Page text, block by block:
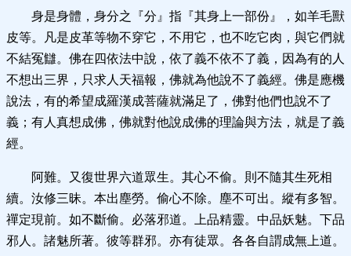
身是身體，身分之『分』指『其身上一部份』，如羊毛獸
皮等。凡是皮革等物不穿它，不用它，也不吃它肉，與它們就
不結冤讎。佛在四依法中說，依了義不依不了義，因為有的人
不想出三界，只求人天福報，佛就為他說不了義經。佛是應機
說法，有的希望成羅漢成菩薩就滿足了，佛對他們也說不了
義；有人真想成佛，佛就對他說成佛的理論與方法，就是了義
經。
阿難。又復世界六道眾生。其心不偷。則不隨其生死相
續。汝修三昧。本出塵勞。偷心不除。塵不可出。縱有多智。
禪定現前。如不斷偷。必落邪道。上品精靈。中品妖魅。下品
邪人。諸魅所著。彼等群邪。亦有徒眾。各各自謂成無上道。